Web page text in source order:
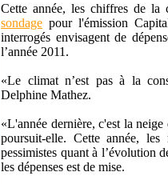
Cette année, les chiffres de
sondage pour l'émission
interrogés envisagent de
l’année 2011.
«Le climat n’est pas à la
Delphine Mathez.
«L'année dernière, c'est la
poursuit-elle. Cette année,
pessimistes quant à l’évolution
les dépenses est de mise.